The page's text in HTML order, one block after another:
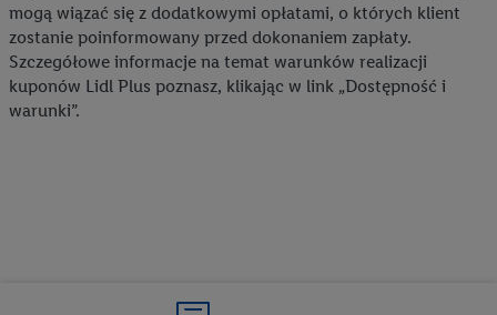
mogą wiązać się z dodatkowymi opłatami, o których klient
zostanie poinformowany przed dokonaniem zapłaty.
Szczegółowe informacje na temat warunków realizacji
kuponów Lidl Plus poznasz, klikając w link „Dostępność i
warunki”.